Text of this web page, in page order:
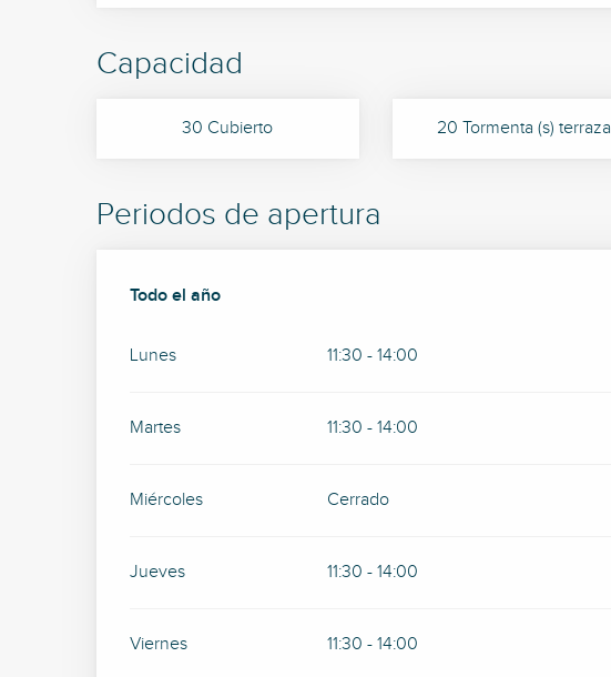
Capacidad
30 Cubierto 20 Tormenta (s) terraza
Periodos de apertura
Todo el año
Todo el año
Lunes 11:30 - 14:00
Martes 11:30 - 14:00
Miércoles Cerrado
Jueves 11:30 - 14:00
Viernes 11:30 - 14:00